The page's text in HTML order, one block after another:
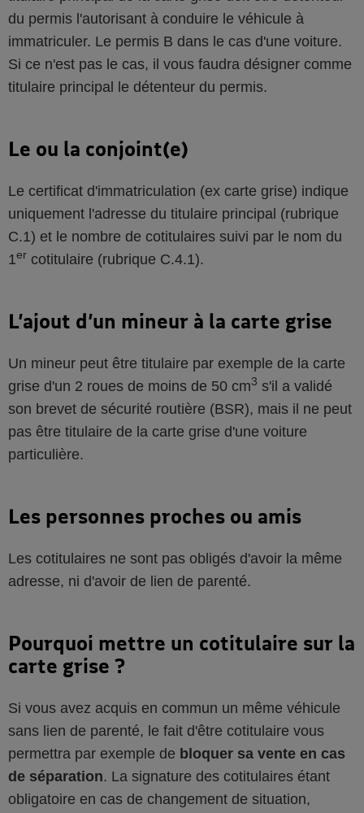
du permis l'autorisant à conduire le véhicule à
immatriculer. Le permis B dans le cas d'une voiture.
Si ce n'est pas le cas, il vous faudra désigner comme
titulaire principal le détenteur du permis.
Le ou la conjoint(e)
Le certificat d'immatriculation (ex carte grise) indique
uniquement l'adresse du titulaire principal (rubrique
C.1) et le nombre de cotitulaires suivi par le nom du
1er cotitulaire (rubrique C.4.1).
L’ajout d’un mineur à la carte grise
Un mineur peut être titulaire par exemple de la carte
grise d'un 2 roues de moins de 50 cm3 s'il a validé
son brevet de sécurité routière (BSR), mais il ne peut
pas être titulaire de la carte grise d'une voiture
particulière.
Les personnes proches ou amis
Les cotitulaires ne sont pas obligés d'avoir la même
adresse, ni d'avoir de lien de parenté.
Pourquoi mettre un cotitulaire sur la
carte grise ?
Si vous avez acquis en commun un même véhicule
sans lien de parenté, le fait d'être cotitulaire vous
permettra par exemple de bloquer sa vente en cas
de séparation. La signature des cotitulaires étant
obligatoire en cas de changement de situation,